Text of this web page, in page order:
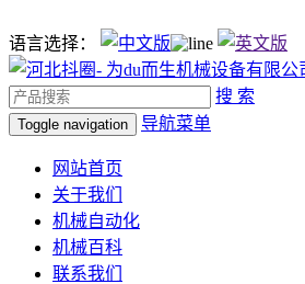
语言选择：
搜 索
Toggle navigation 导航菜单
网站首页
关于我们
机械自动化
机械百科
联系我们